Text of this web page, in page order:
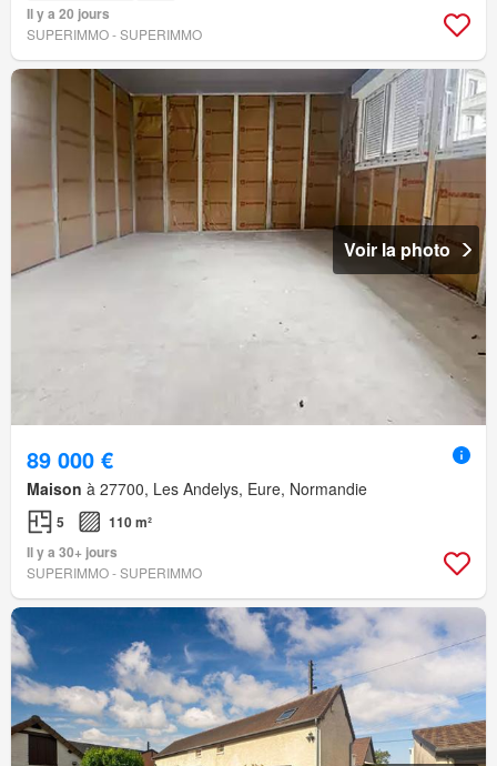
Il y a 20 jours
SUPERIMMO - SUPERIMMO
Voir la photo
89 000 €
Maison à 27700, Les Andelys, Eure, Normandie
5
110 m²
Il y a 30+ jours
SUPERIMMO - SUPERIMMO